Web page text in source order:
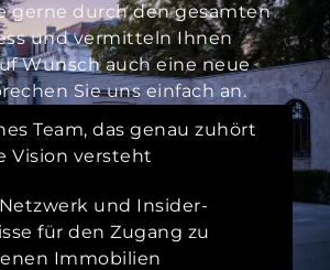
gerne durch den gesamten
und vermitteln Ihnen
Wunsch auch eine neue
Sie uns einfach an.
Team, das genau zuhört
Vision versteht
und Insider-
für den Zugang zu
Immobilien